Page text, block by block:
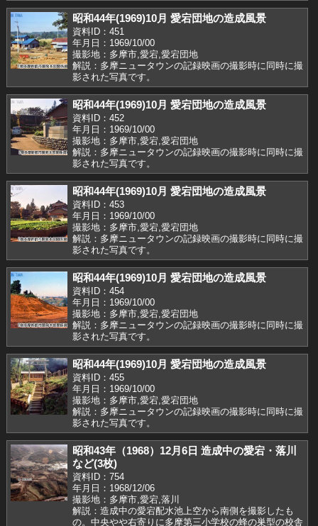
昭和44年(1969)10月 愛宕団地の造成風景
資料ID：451
年月日：1969/10/00
撮影地：多摩市,愛宕,愛宕団地
解説：多摩ニュータウンの記録映画の撮影時に同時に撮
影された写真です。
昭和44年(1969)10月 愛宕団地の造成風景
資料ID：452
年月日：1969/10/00
撮影地：多摩市,愛宕,愛宕団地
解説：多摩ニュータウンの記録映画の撮影時に同時に撮
影された写真です。
昭和44年(1969)10月 愛宕団地の造成風景
資料ID：453
年月日：1969/10/00
撮影地：多摩市,愛宕,愛宕団地
解説：多摩ニュータウンの記録映画の撮影時に同時に撮
影された写真です。
昭和44年(1969)10月 愛宕団地の造成風景
資料ID：454
年月日：1969/10/00
撮影地：多摩市,愛宕,愛宕団地
解説：多摩ニュータウンの記録映画の撮影時に同時に撮
影された写真です。
昭和44年(1969)10月 愛宕団地の造成風景
資料ID：455
年月日：1969/10/00
撮影地：多摩市,愛宕,愛宕団地
解説：多摩ニュータウンの記録映画の撮影時に同時に撮
影された写真です。
昭和43年（1968）12月6日 造成中の愛宕・落川
など(3枚)
資料ID：754
年月日：1968/12/06
撮影地：多摩市,愛宕,落川
解説：造成中の愛宕配水池上空から南側を撮影したも
の。中央やや右寄りに多摩第三小学校の蜂の巣型の校舎